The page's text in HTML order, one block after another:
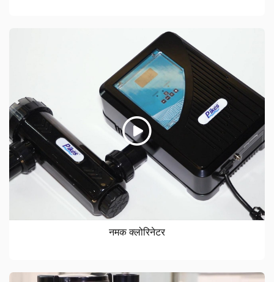
नमक क्लोरिनेटर